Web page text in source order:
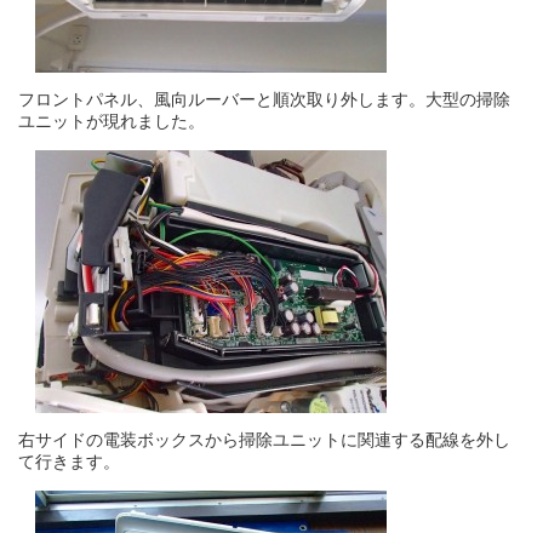
フロントパネル、風向ルーバーと順次取り外します。大型の掃除
ユニットが現れました。
右サイドの電装ボックスから掃除ユニットに関連する配線を外し
て行きます。